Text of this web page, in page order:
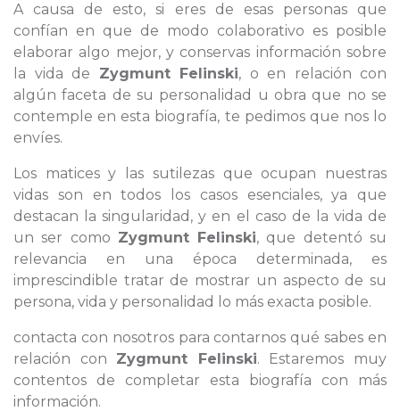
A causa de esto, si eres de esas personas que
confían en que de modo colaborativo es posible
elaborar algo mejor, y conservas información sobre
la vida de Zygmunt Felinski, o en relación con
algún faceta de su personalidad u obra que no se
contemple en esta biografía, te pedimos que nos lo
envíes.
Los matices y las sutilezas que ocupan nuestras
vidas son en todos los casos esenciales, ya que
destacan la singularidad, y en el caso de la vida de
un ser como Zygmunt Felinski, que detentó su
relevancia en una época determinada, es
imprescindible tratar de mostrar un aspecto de su
persona, vida y personalidad lo más exacta posible.
contacta con nosotros para contarnos qué sabes en
relación con Zygmunt Felinski. Estaremos muy
contentos de completar esta biografía con más
información.